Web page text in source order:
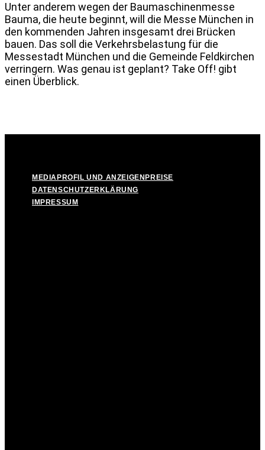
Unter anderem wegen der Baumaschinenmesse
Bauma, die heute beginnt, will die Messe München in
den kommenden Jahren insgesamt drei Brücken
bauen. Das soll die Verkehrsbelastung für die
Messestadt München und die Gemeinde Feldkirchen
verringern. Was genau ist geplant? Take Off! gibt
einen Überblick.
MEDIAPROFIL UND ANZEIGENPREISE
DATENSCHUTZERKLÄRUNG
IMPRESSUM